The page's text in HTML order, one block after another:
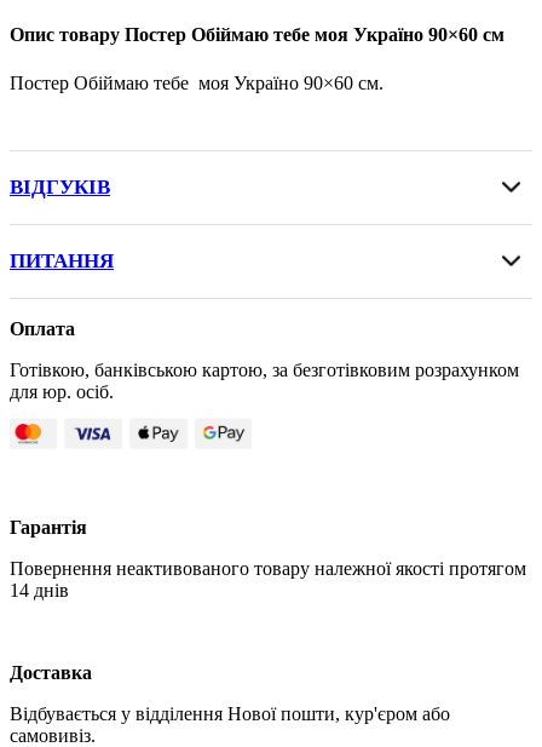
Опис товару Постер Обіймаю тебе моя Україно 90×60 см
Постер Обіймаю тебе моя Україно 90×60 см.
ВІДГУКІВ
ПИТАННЯ
Оплата
Готівкою, банківською картою, за безготівковим розрахунком
для юр. осіб.
Гарантія
Повернення неактивованого товару належної якості протягом
14 днів
Доставка
Відбувається у відділення Нової пошти, кур'єром або
самовивіз.